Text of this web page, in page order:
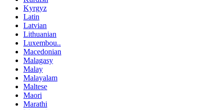
Kyrgyz
Latin
Latvian
Lithuanian
Luxembou..
Macedonian
Malagasy
Malay
Malayalam
Maltese
Maori
Marathi